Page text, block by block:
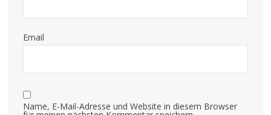
Email
Name, E-Mail-Adresse und Website in diesem Browser